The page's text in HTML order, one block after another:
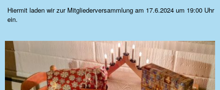
Hiermit laden wir zur Mitgliederversammlung am 17.6.2024 um 19:00 Uhr
ein.